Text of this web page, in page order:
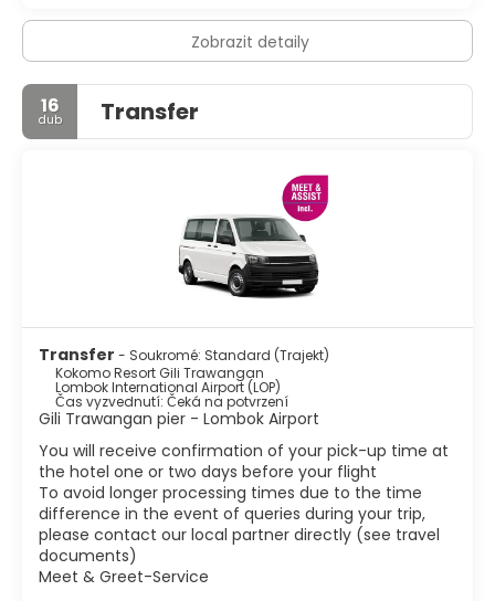
Zobrazit detaily
16
dub Transfer
Transfer - Soukromé: Standard (Trajekt)
Kokomo Resort Gili Trawangan
Lombok International Airport (LOP)
Čas vyzvednutí: Čeká na potvrzení
Gili Trawangan pier - Lombok Airport
You will receive confirmation of your pick-up time at
the hotel one or two days before your flight
To avoid longer processing times due to the time
difference in the event of queries during your trip,
please contact our local partner directly (see travel
documents)
Meet & Greet-Service